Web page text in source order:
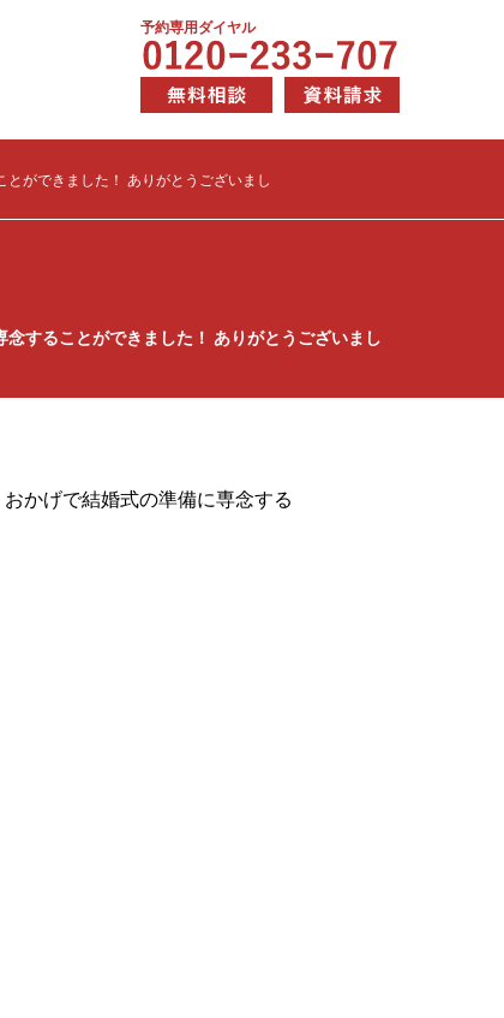
予約専用ダイヤル
ができました！ ありがとうございまし
することができました！ ありがとうございまし
かげで結婚式の準備に専念する